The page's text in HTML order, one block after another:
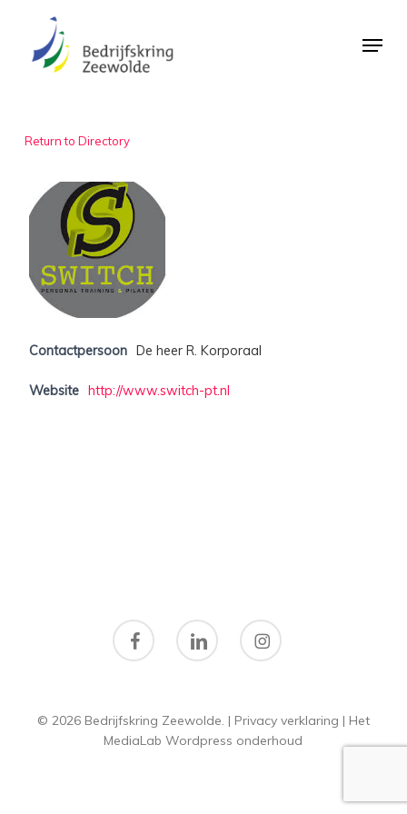
Menu
Return to Directory
Contactpersoon De heer R. Korporaal
Website http://www.switch-pt.nl
facebook linkedin instagram
© 2026 Bedrijfskring Zeewolde. | Privacy verklaring | Het
MediaLab Wordpress onderhoud